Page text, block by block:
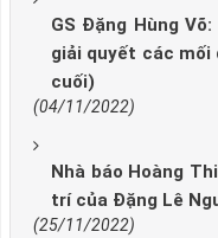
GS Đặng Hùng
giải quyết các mối
cuối)
(04/11/2022)
Nhà báo Hoàng
trí của Đặng Lê
(25/11/2022)